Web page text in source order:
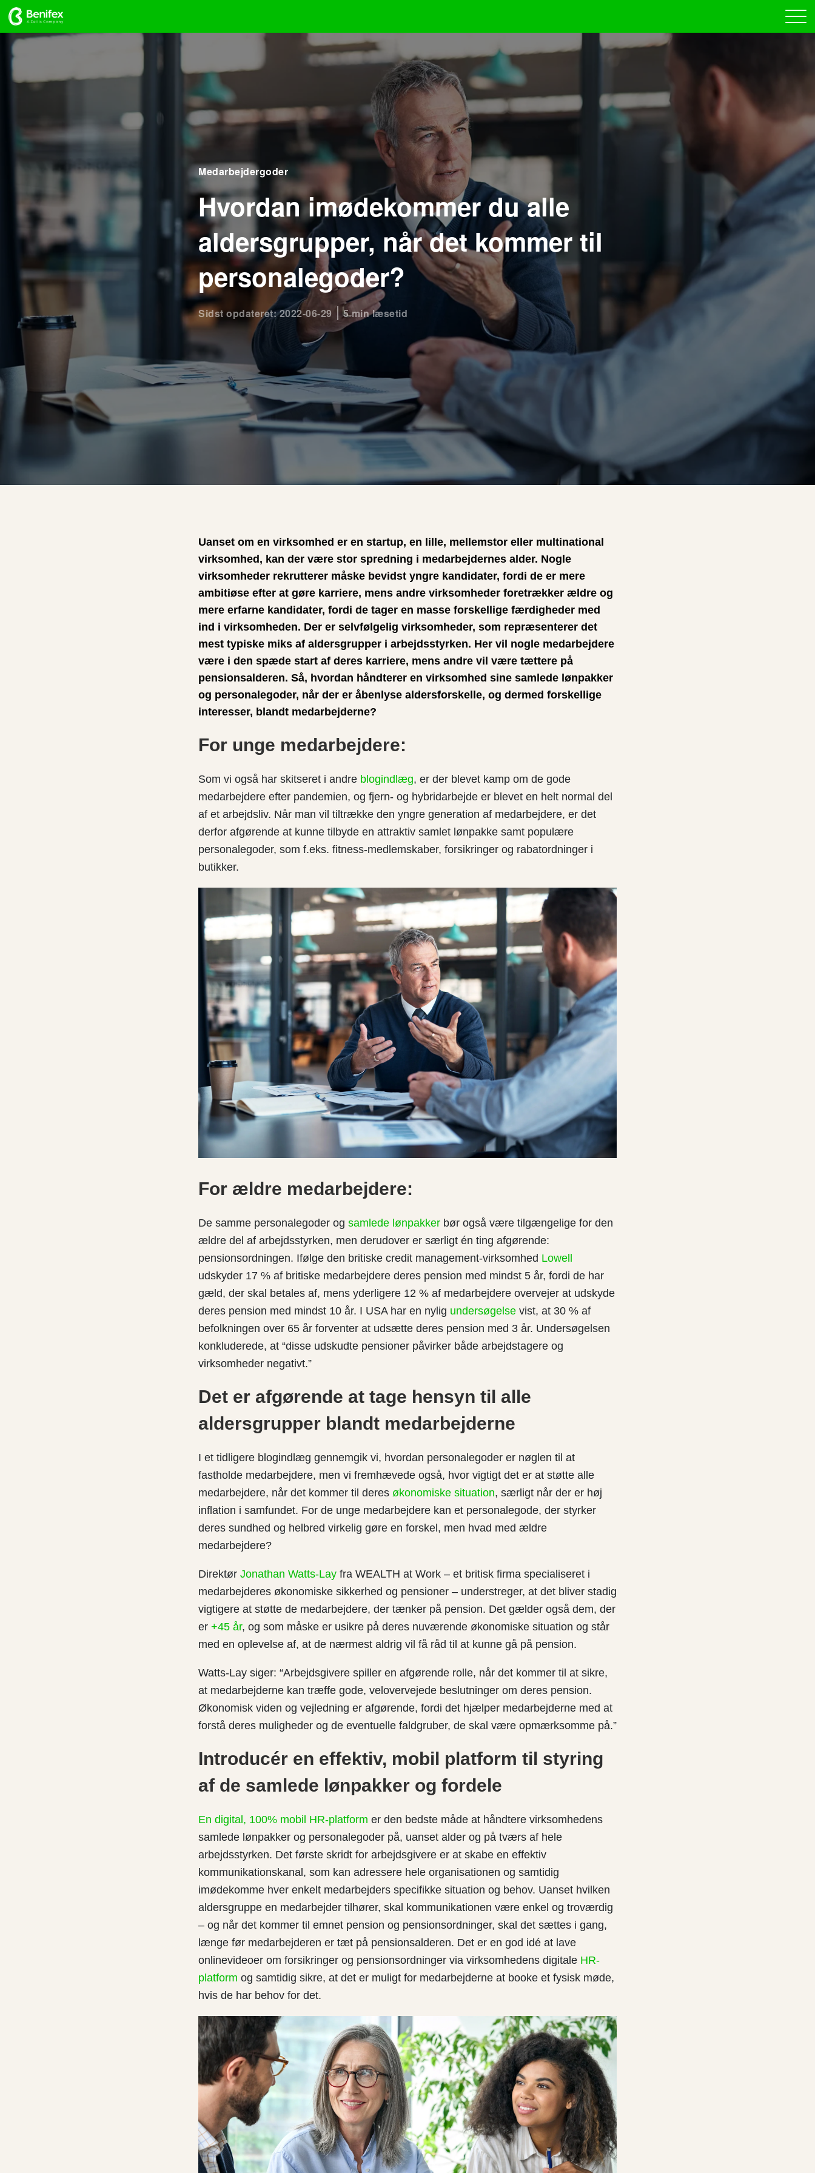
Medarbejdergoder
Hvordan imødekommer du alle
aldersgrupper, når det kommer til
personalegoder?
Sidst opdateret: 2022-06-29 5 min læsetid
Uanset om en virksomhed er en startup, en lille, mellemstor eller multinational
virksomhed, kan der være stor spredning i medarbejdernes alder. Nogle
virksomheder rekrutterer måske bevidst yngre kandidater, fordi de er mere
ambitiøse efter at gøre karriere, mens andre virksomheder foretrækker ældre og
mere erfarne kandidater, fordi de tager en masse forskellige færdigheder med
ind i virksomheden. Der er selvfølgelig virksomheder, som repræsenterer det
mest typiske miks af aldersgrupper i arbejdsstyrken. Her vil nogle medarbejdere
være i den spæde start af deres karriere, mens andre vil være tættere på
pensionsalderen. Så, hvordan håndterer en virksomhed sine samlede lønpakker
og personalegoder, når der er åbenlyse aldersforskelle, og dermed forskellige
interesser, blandt medarbejderne?
For unge medarbejdere:
Som vi også har skitseret i andre blogindlæg, er der blevet kamp om de gode
medarbejdere efter pandemien, og fjern- og hybridarbejde er blevet en helt normal del
af et arbejdsliv. Når man vil tiltrække den yngre generation af medarbejdere, er det
derfor afgørende at kunne tilbyde en attraktiv samlet lønpakke samt populære
personalegoder, som f.eks. fitness-medlemskaber, forsikringer og rabatordninger i
butikker.
For ældre medarbejdere:
De samme personalegoder og samlede lønpakker bør også være tilgængelige for den
ældre del af arbejdsstyrken, men derudover er særligt én ting afgørende:
pensionsordningen. Ifølge den britiske credit management-virksomhed Lowell
udskyder 17 % af britiske medarbejdere deres pension med mindst 5 år, fordi de har
gæld, der skal betales af, mens yderligere 12 % af medarbejdere overvejer at udskyde
deres pension med mindst 10 år. I USA har en nylig undersøgelse vist, at 30 % af
befolkningen over 65 år forventer at udsætte deres pension med 3 år. Undersøgelsen
konkluderede, at “disse udskudte pensioner påvirker både arbejdstagere og
virksomheder negativt.”
Det er afgørende at tage hensyn til alle
aldersgrupper blandt medarbejderne
I et tidligere blogindlæg gennemgik vi, hvordan personalegoder er nøglen til at
fastholde medarbejdere, men vi fremhævede også, hvor vigtigt det er at støtte alle
medarbejdere, når det kommer til deres økonomiske situation, særligt når der er høj
inflation i samfundet. For de unge medarbejdere kan et personalegode, der styrker
deres sundhed og helbred virkelig gøre en forskel, men hvad med ældre
medarbejdere?
Direktør Jonathan Watts-Lay fra WEALTH at Work – et britisk firma specialiseret i
medarbejderes økonomiske sikkerhed og pensioner – understreger, at det bliver stadig
vigtigere at støtte de medarbejdere, der tænker på pension. Det gælder også dem, der
er +45 år, og som måske er usikre på deres nuværende økonomiske situation og står
med en oplevelse af, at de nærmest aldrig vil få råd til at kunne gå på pension.
Watts-Lay siger: “Arbejdsgivere spiller en afgørende rolle, når det kommer til at sikre,
at medarbejderne kan træffe gode, velovervejede beslutninger om deres pension.
Økonomisk viden og vejledning er afgørende, fordi det hjælper medarbejderne med at
forstå deres muligheder og de eventuelle faldgruber, de skal være opmærksomme på.”
Introducér en effektiv, mobil platform til styring
af de samlede lønpakker og fordele
En digital, 100% mobil HR-platform er den bedste måde at håndtere virksomhedens
samlede lønpakker og personalegoder på, uanset alder og på tværs af hele
arbejdsstyrken. Det første skridt for arbejdsgivere er at skabe en effektiv
kommunikationskanal, som kan adressere hele organisationen og samtidig
imødekomme hver enkelt medarbejders specifikke situation og behov. Uanset hvilken
aldersgruppe en medarbejder tilhører, skal kommunikationen være enkel og troværdig
– og når det kommer til emnet pension og pensionsordninger, skal det sættes i gang,
længe før medarbejderen er tæt på pensionsalderen. Det er en god idé at lave
onlinevideoer om forsikringer og pensionsordninger via virksomhedens digitale HR-
platform og samtidig sikre, at det er muligt for medarbejderne at booke et fysisk møde,
hvis de har behov for det.